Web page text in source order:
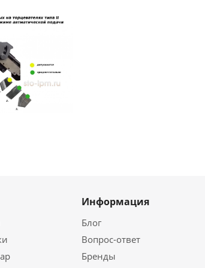
Информация
Блог
Вопрос-ответ
Бренды